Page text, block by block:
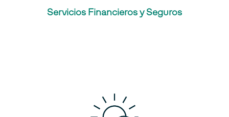
Servicios Financieros y Seguros